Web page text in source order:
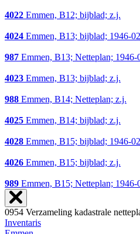
4022 Emmen, B12; bijblad; z.j.
4024 Emmen, B13; bijblad; 1946-02
987 Emmen, B13; Netteplan; 1946-
4023 Emmen, B13; bijblad; z.j.
988 Emmen, B14; Netteplan; z.j.
4025 Emmen, B14; bijblad; z.j.
4028 Emmen, B15; bijblad; 1946-02
4026 Emmen, B15; bijblad; z.j.
989 Emmen, B15; Netteplan; 1946-
0954 Verzameling kadastrale
Inventaris